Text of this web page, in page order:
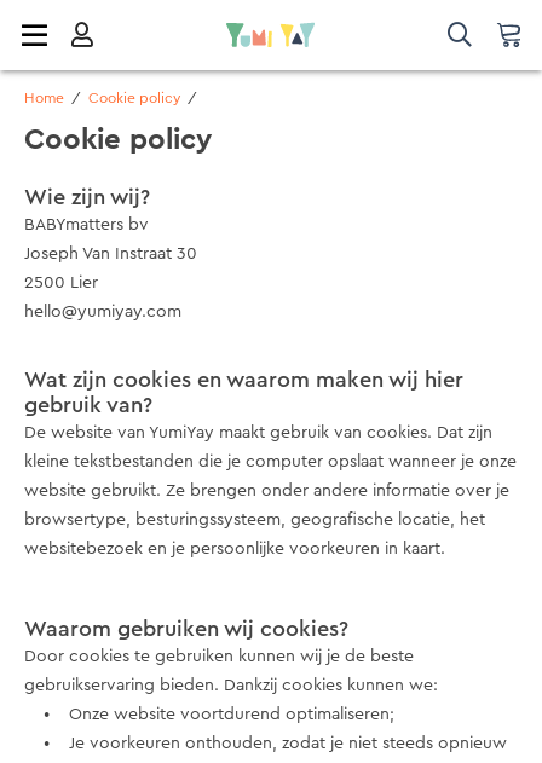
Home / Cookie policy /
Cookie policy
Wie zijn wij?
BABYmatters bv
Joseph Van Instraat 30
2500 Lier
hello@yumiyay.com
Wat zijn cookies en waarom maken wij hier
gebruik van?
De website van YumiYay maakt gebruik van cookies. Dat zijn
kleine tekstbestanden die je computer opslaat wanneer je onze
website gebruikt. Ze brengen onder andere informatie over je
browsertype, besturingssysteem, geografische locatie, het
websitebezoek en je persoonlijke voorkeuren in kaart.
Waarom gebruiken wij cookies?
Door cookies te gebruiken kunnen wij je de beste
gebruikservaring bieden. Dankzij cookies kunnen we:
• Onze website voortdurend optimaliseren;
• Je voorkeuren onthouden, zodat je niet steeds opnieuw